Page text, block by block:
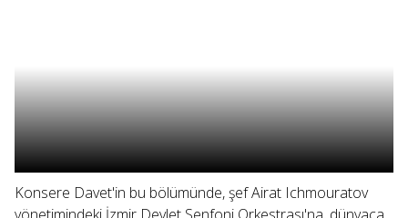
Konsere Davet'in bu bölümünde, şef Airat Ichmouratov